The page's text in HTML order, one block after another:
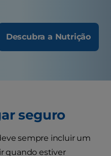
Descubra a Nutrição
seguro
sempre incluir um
quando estiver